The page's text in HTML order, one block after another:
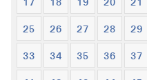
25 26 27 28 29
33 34 35 36 37